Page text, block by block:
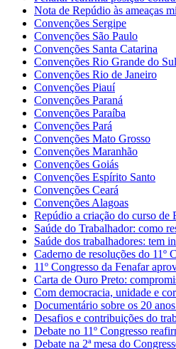
Nota de Repúdio às ameaças
Convenções Sergipe
Convenções São Paulo
Convenções Santa Catarina
Convenções Rio Grande do Sul
Convenções Rio de Janeiro
Convenções Piauí
Convenções Paraná
Convenções Paraíba
Convenções Pará
Convenções Mato Grosso
Convenções Maranhão
Convenções Goiás
Convenções Espírito Santo
Convenções Ceará
Convenções Alagoas
Repúdio a criação do curso de
Saúde do Trabalhador: como
Saúde dos trabalhadores: tem
Caderno de resoluções do 11º
11º Congresso da Fenafar
Carta de Ouro Preto:
Com democracia, unidade e
Documentário sobre os 20
Desafios e contribuições do
Debate no 11º Congresso
Debate na 2ª mesa do